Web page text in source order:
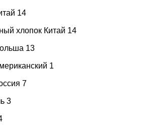
14
хлопок Китай 14
13
1
7
3